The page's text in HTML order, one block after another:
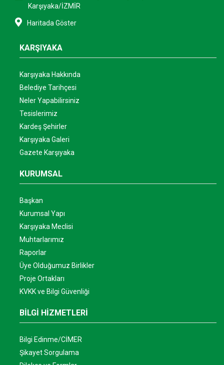
Karşıyaka/İZMİR
Haritada Göster
KARŞIYAKA
Karşıyaka Hakkında
Belediye Tarihçesi
Neler Yapabilirsiniz
Tesislerimiz
Kardeş Şehirler
Karşıyaka Galeri
Gazete Karşıyaka
KURUMSAL
Başkan
Kurumsal Yapı
Karşıyaka Meclisi
Muhtarlarımız
Raporlar
Üye Olduğumuz Birlikler
Proje Ortakları
KVKK ve Bilgi Güvenliği
BİLGİ HİZMETLERİ
Bilgi Edinme/CİMER
Şikayet Sorgulama